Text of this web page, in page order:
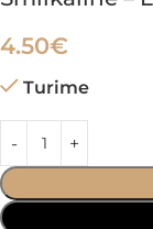
4.50€
Turime